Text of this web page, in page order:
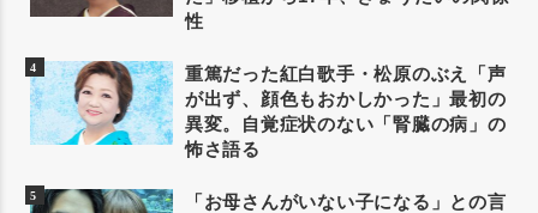
性
重篤だった紅白歌手・松原のぶえ「声
が出ず、顔色もおかしかった」最初の
異変。自覚症状のない「腎臓の病」の
怖さ語る
「お母さんがいない子になる」との言